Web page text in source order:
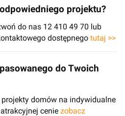
projektu?
do nas 12 410 49 70 lub
dostępnego tutaj >>
do Twoich
domów na indywidualne
cenie zobacz